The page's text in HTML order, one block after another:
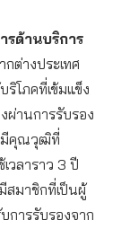
รด้านบริการ
ต่างประเทศ
ริโภคที่เข้มแข็ง
ผ่านการรับรอง
มีคุณวุฒิที่
วลาราว 3 ปี
สมาชิกที่เป็นผู้
การรับรองจาก